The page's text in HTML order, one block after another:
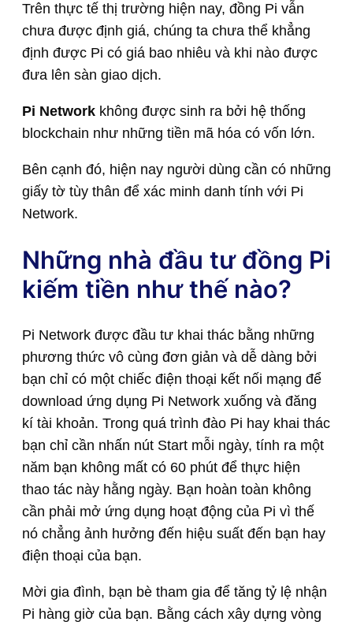
Trên thực tế thị trường hiện nay, đồng Pi vẫn
chưa được định giá, chúng ta chưa thể khẳng
định được Pi có giá bao nhiêu và khi nào được
đưa lên sàn giao dịch.
Pi Network không được sinh ra bởi hệ thống
blockchain như những tiền mã hóa có vốn lớn.
Bên cạnh đó, hiện nay người dùng cần có những
giấy tờ tùy thân để xác minh danh tính với Pi
Network.
Những nhà đầu tư đồng Pi
kiếm tiền như thế nào?
Pi Network được đầu tư khai thác bằng những
phương thức vô cùng đơn giản và dễ dàng bởi
bạn chỉ có một chiếc điện thoại kết nối mạng để
download ứng dụng Pi Network xuống và đăng
kí tài khoản. Trong quá trình đào Pi hay khai thác
bạn chỉ cần nhấn nút Start mỗi ngày, tính ra một
năm bạn không mất có 60 phút để thực hiện
thao tác này hằng ngày. Bạn hoàn toàn không
cần phải mở ứng dụng hoạt động của Pi vì thế
nó chẳng ảnh hưởng đến hiệu suất đến bạn hay
điện thoại của bạn.
Mời gia đình, bạn bè tham gia để tăng tỷ lệ nhận
Pi hàng giờ của bạn. Bằng cách xây dựng vòng